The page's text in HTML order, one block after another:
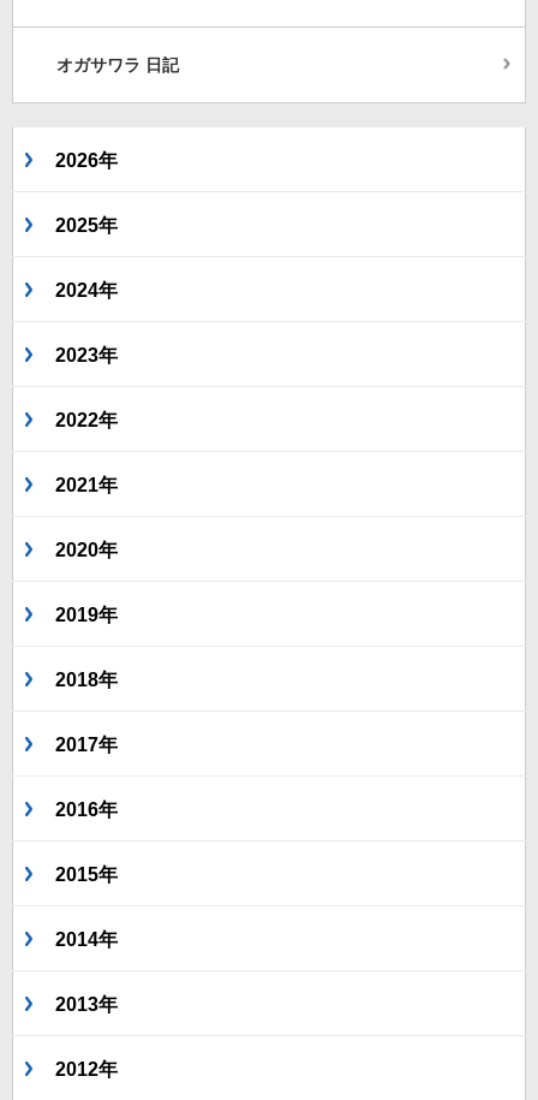
オガサワラ 日記
2026年
2025年
2024年
2023年
2022年
2021年
2020年
2019年
2018年
2017年
2016年
2015年
2014年
2013年
2012年